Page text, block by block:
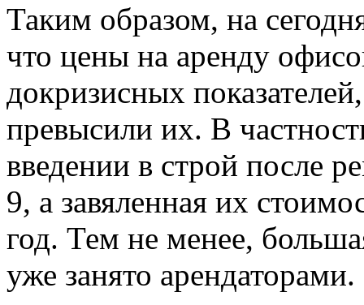
Таким образом, на
что цены на аренду
докризисных
превысили их. В
введении в строй после
9, а завяленная их
год. Тем не менее,
уже занято арендаторами.